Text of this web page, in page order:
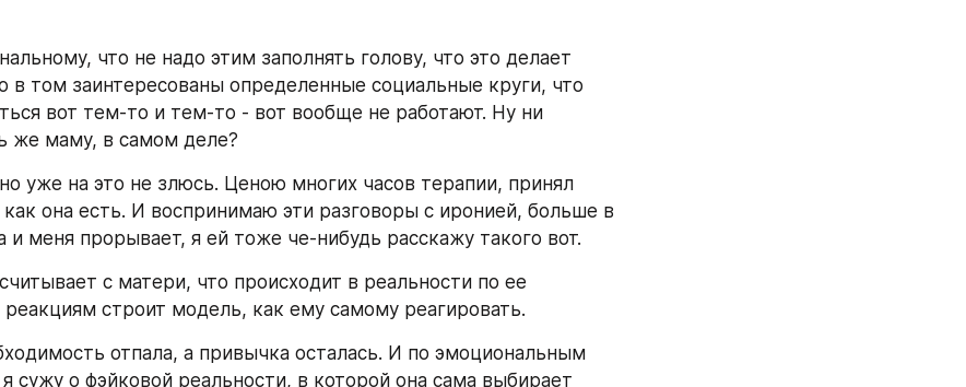
что не надо этим заполнять голову, что это делает
в том заинтересованы определенные социальные круги, что
вот тем-то и тем-то - вот вообще не работают. Ну ни
же маму, в самом деле?
уже на это не злюсь. Ценою многих часов терапии, принял
она есть. И воспринимаю эти разговоры с иронией, больше в
и меня прорывает, я ей тоже че-нибудь расскажу такого вот.
с матери, что происходит в реальности по ее
строит модель, как ему самому реагировать.
отпала, а привычка осталась. И по эмоциональным
сужу о фэйковой реальности, в которой она сама выбирает